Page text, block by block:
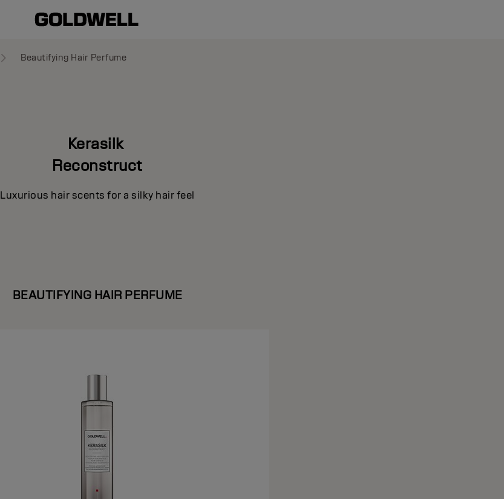
Beautifying Hair Perfume
Kerasilk
Reconstruct
Luxurious hair scents for a silky hair feel
BEAUTIFYING HAIR PERFUME